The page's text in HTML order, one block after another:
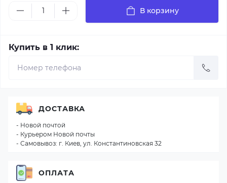
В корзину
Купить в 1 клик:
ДОСТАВКА
- Новой почтой
- Курьером Новой почты
- Самовывоз: г. Киев, ул. Константиновская 32
ОПЛАТА